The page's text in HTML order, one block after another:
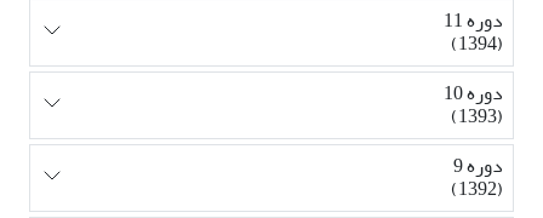
دوره 11
(1394)
دوره 10
(1393)
دوره 9
(1392)